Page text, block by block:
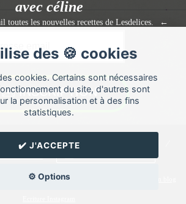
des 🍪 cookies
cookies. Certains sont nécessaires
du site, d'autres sont
la personnalisation et à des fins
statistiques.
✔️ J'ACCEPTE
⚙️ Options
avec céline
toutes les nouvelles recettes de Lesdelices.
de Lesdelices
de blog spécialisée dans les blogs culinaires.